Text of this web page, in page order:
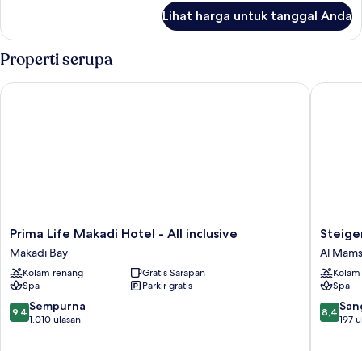
Twin,
pemandangan
laut
Kamar
Deluks,
2
Tempat
Tidur
Lihat harga untuk tanggal Anda
Properti serupa
Prima
Life
Makadi
Hotel
-
All
inclusive
Prima Life Makadi Hotel - All inclusive
Makadi Bay
Kolam renang
Gratis Sarapan
Spa
Parkir gratis
9.4
dari
9,4 Sempurna
1.010 ulasan
Prima Life Makadi Hotel - All inclusive
Aqua
Magic
Hotel
Al
Mamsha
El
Al
Spa
8.4
dari
8,4
197